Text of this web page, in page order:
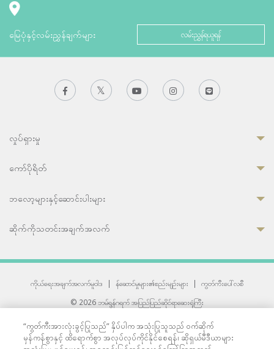
မြေပုံနှင့်လမ်းညွှန်ချက်များ လမ်းညွှန်ရယူရန်
လှုပ်ရှားမှု
ကော်ပိုရိတ်
ဘလော့များနှင့်ဆောင်းပါးများ
ဆိုက်ကိုသတင်းအချက်အလက်
ကိုယ်ရေးအချက်အလက်မူဝါဒ | န်ဆောင်မှုများ၏စည်းမျဉ်းများ |
ကွတ်ကီးပေါ်လစီ
© 2026 ဘမ်ရွန်ဂရက် အပြည်ပြည်ဆိုင်ရာဆေးရုံကြီး
33 Sukhumvit 3, Wattana, Bangkok 10110 Thailand.
All rights reserved.
“ကွတ်ကီးအားလုံးခွင့်ပြုသည်” နှိပ်ပါက အသုံးပြုသူသည် ဝက်ဆိုက်
မှန်ကန်စွာနှင့် ထိရောက်စွာ အလုပ်လုပ်ကိုင်နိုင်စေရန်၊ ဆိုရှယ်မီဒီယာများ